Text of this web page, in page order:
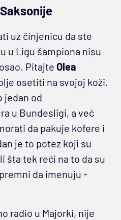
uz činjenicu da ste
u Ligu šampiona nisu
Pitajte Olea
osetiti na svojoj koži.
jedan od
u Bundesligi, a već
da pakuje kofere i
je to potez koji su
šta tek reći na to da su
da imenuju -
radio u Majorki, nije